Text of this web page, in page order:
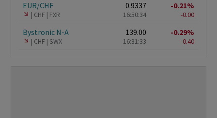
EUR/CHF
CHF FXR
0.9337
16:50:34
-0.21%
-0.00
Bystronic N-A
CHF SWX
139.00
16:31:33
-0.29%
-0.40